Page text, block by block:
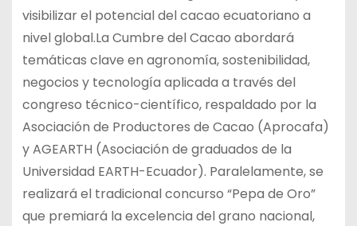
visibilizar el potencial del cacao ecuatoriano a
nivel global.La Cumbre del Cacao abordará
temáticas clave en agronomía, sostenibilidad,
negocios y tecnología aplicada a través del
congreso técnico-científico, respaldado por la
Asociación de Productores de Cacao (Aprocafa)
y AGEARTH (Asociación de graduados de la
Universidad EARTH-Ecuador). Paralelamente, se
realizará el tradicional concurso “Pepa de Oro”
que premiará la excelencia del grano nacional,